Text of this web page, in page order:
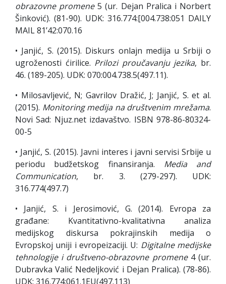
obrazovne promene5 (ur. Dejan Pralica i Norbert
Šinković). (81-90). UDK: 316.774:[004.738:051 DAILY
MAIL 81’42:070.16
• Janjić, S. (2015). Diskurs onlajn medija u Srbiji o
ugroženosti ćirilice. Prilozi proučavanju jezika, br.
46. (189-205). UDK: 070:004.738.5(497.11).
• Milosavljević, N; Gavrilov Dražić, J; Janjić, S. et al.
(2015). Monitoring medija na društvenim mrežama.
Novi Sad: Njuz.net izdavaštvo. ISBN 978-86-80324-
00-5
• Janjić, S. (2015). Javni interes i javni servisi Srbije u
periodu budžetskog finansiranja. Media and
Communication, br. 3. (279-297). UDK:
316.774(497.7)
• Janjić, S. i Jerosimović, G. (2014). Evropa za
građane: Kvantitativno-kvalitativna analiza
medijskog diskursa pokrajinskih medija o
Evropskoj uniji i evropeizaciji. U: Digitalne medijske
tehnologije i društveno-obrazovne promene4 (ur.
Dubravka Valić Nedeljković i Dejan Pralica). (78-86).
UDK: 316.774:061.1EU(497.113)